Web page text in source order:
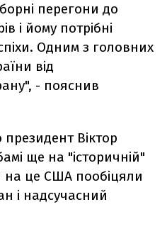
перегони до
і йому потрібні
Одним з головних
від
- пояснив
президент Віктор
ще на "історичній"
на це США пообіцяли
і надсучасний